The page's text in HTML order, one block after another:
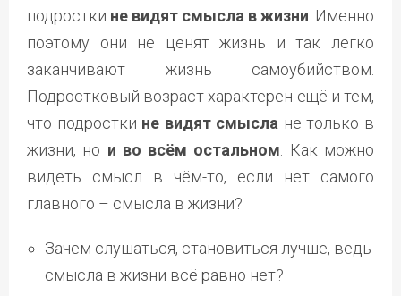
подростки не видят смысла в жизни. Именно
поэтому они не ценят жизнь и так легко
заканчивают жизнь самоубийством.
Подростковый возраст характерен ещё и тем,
что подростки не видят смысла не только в
жизни, но и во всём остальном. Как можно
видеть смысл в чём-то, если нет самого
главного – смысла в жизни?
Зачем слушаться, становиться лучше, ведь
смысла в жизни всё равно нет?